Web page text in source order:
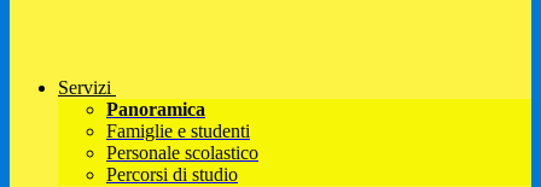
Servizi
Panoramica
Famiglie e studenti
Personale scolastico
Percorsi di studio